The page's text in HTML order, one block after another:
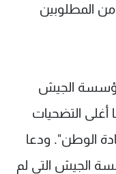
المطلوبين
الجيش
أغلى التضحيات
الوطن". ودعا
الجيش التي لم